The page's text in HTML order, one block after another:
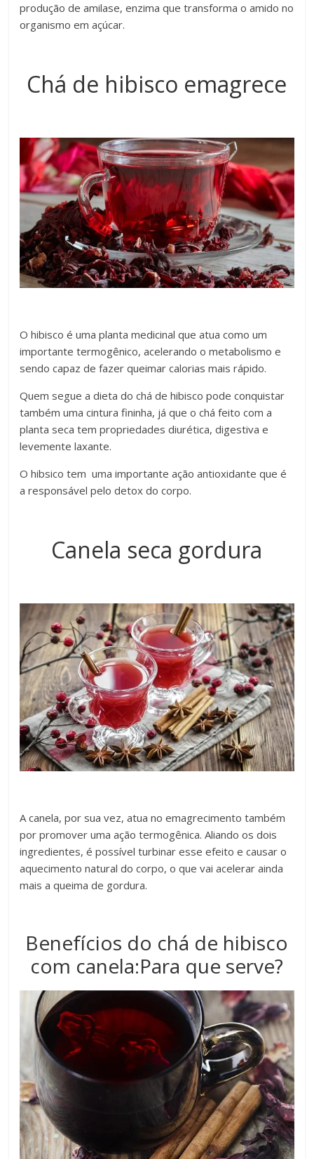
produção de amilase, enzima que transforma o amido no
organismo em açúcar.
Chá de hibisco emagrece
O hibisco é uma planta medicinal que atua como um
importante termogênico, acelerando o metabolismo e
sendo capaz de fazer queimar calorias mais rápido.
Quem segue a dieta do chá de hibisco pode conquistar
também uma cintura fininha, já que o chá feito com a
planta seca tem propriedades diurética, digestiva e
levemente laxante.
O hibsico tem uma importante ação antioxidante que é
a responsável pelo detox do corpo.
Canela seca gordura
A canela, por sua vez, atua no emagrecimento também
por promover uma ação termogênica. Aliando os dois
ingredientes, é possível turbinar esse efeito e causar o
aquecimento natural do corpo, o que vai acelerar ainda
mais a queima de gordura.
Benefícios do chá de hibisco
com canela:Para que serve?